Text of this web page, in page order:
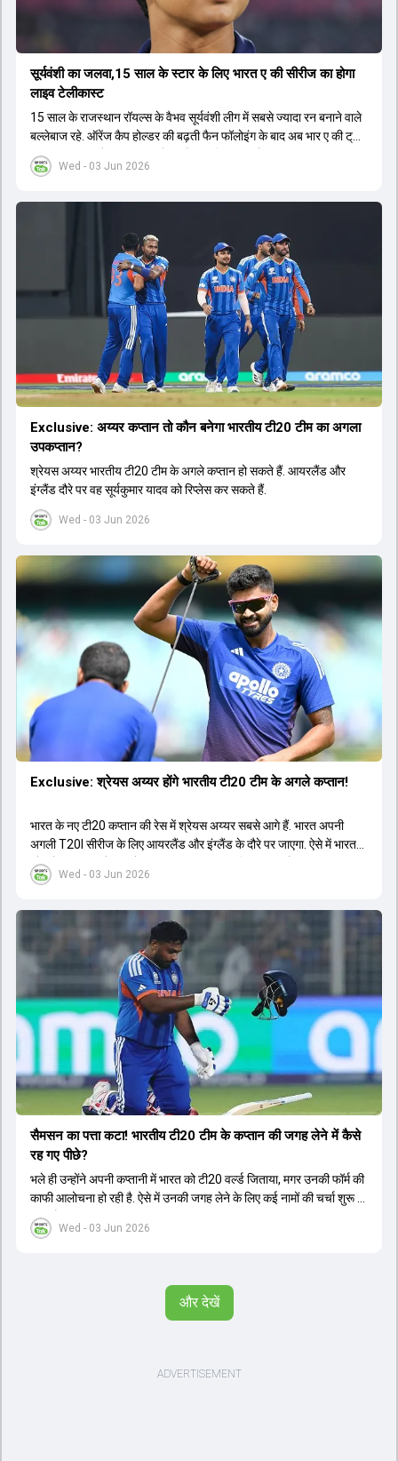
Wed - 03 Jun 2026
सूर्यवंशी का जलवा,15 साल के स्टार के लिए भारत ए की सीरीज का होगा
लाइव टेलीकास्ट
15 साल के राजस्थान रॉयल्स के वैभव सूर्यवंशी लीग में सबसे ज्यादा रन बनाने वाले
बल्लेबाज रहे. ऑरेंज कैप होल्डर की बढ़ती फैन फॉलोइंग के बाद अब भार ए की ट्राई
सीरीज का लाइव टेलीकास्ट करने का फैसला लिया गया है.
Wed - 03 Jun 2026
Exclusive: अय्यर कप्तान तो कौन बनेगा भारतीय टी20 टीम का अगला
उपकप्तान?
श्रेयस अय्यर भारतीय टी20 टीम के अगले कप्तान हो सकते हैं. आयरलैंड और
इंग्लैंड दौरे पर वह सूर्यकुमार यादव को रिप्लेस कर सकते हैं.
Wed - 03 Jun 2026
Exclusive: श्रेयस अय्यर होंगे भारतीय टी20 टीम के अगले कप्तान!
भारत के नए टी20 कप्तान की रेस में श्रेयस अय्यर सबसे आगे हैं. भारत अपनी
अगली T20I सीरीज के लिए आयरलैंड और इंग्लैंड के दौरे पर जाएगा. ऐसे में भारत
को श्रेयस अय्यर के रूप में एक नया T20I कप्तान मिल सकता है.
Wed - 03 Jun 2026
सैमसन का पत्ता कटा! भारतीय टी20 टीम के कप्तान की जगह लेने में कैसे
रह गए पीछे?
भले ही उन्होंने अपनी कप्तानी में भारत को टी20 वर्ल्ड जिताया, मगर उनकी फॉर्म की
काफी आलोचना हो रही है. ऐसे में उनकी जगह लेने के लिए कई नामों की चर्चा शुरू हो
चुकी है.
और देखें